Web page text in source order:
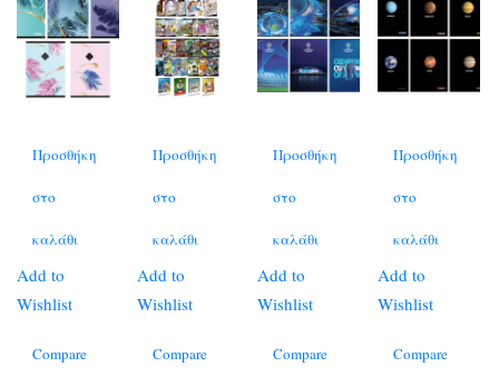
Προσθήκη
στο
καλάθι
Add to
Wishlist
Compare
Προσθήκη
στο
καλάθι
Add to
Wishlist
Compare
Προσθήκη
στο
καλάθι
Add to
Wishlist
Compare
Προσθήκη
στο
καλάθι
Add to
Wishlist
Compare